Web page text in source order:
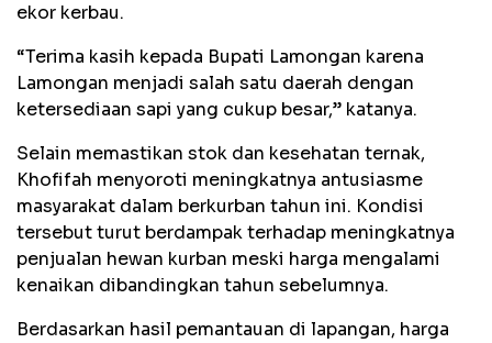
ekor kerbau.
“Terima kasih kepada Bupati Lamongan karena
Lamongan menjadi salah satu daerah dengan
ketersediaan sapi yang cukup besar,” katanya.
Selain memastikan stok dan kesehatan ternak,
Khofifah menyoroti meningkatnya antusiasme
masyarakat dalam berkurban tahun ini. Kondisi
tersebut turut berdampak terhadap meningkatnya
penjualan hewan kurban meski harga mengalami
kenaikan dibandingkan tahun sebelumnya.
Berdasarkan hasil pemantauan di lapangan, harga